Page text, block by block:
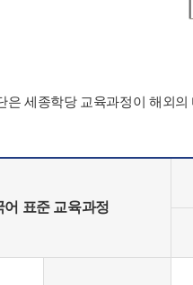
은 세종학당 교육과정이 해외
어 표준 교육과정